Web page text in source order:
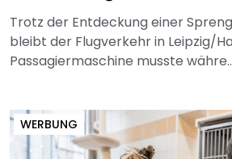
Trotz der Entdeckung einer
bleibt der Flugverkehr in Leipzig/
Passagiermaschine musste
WERBUNG